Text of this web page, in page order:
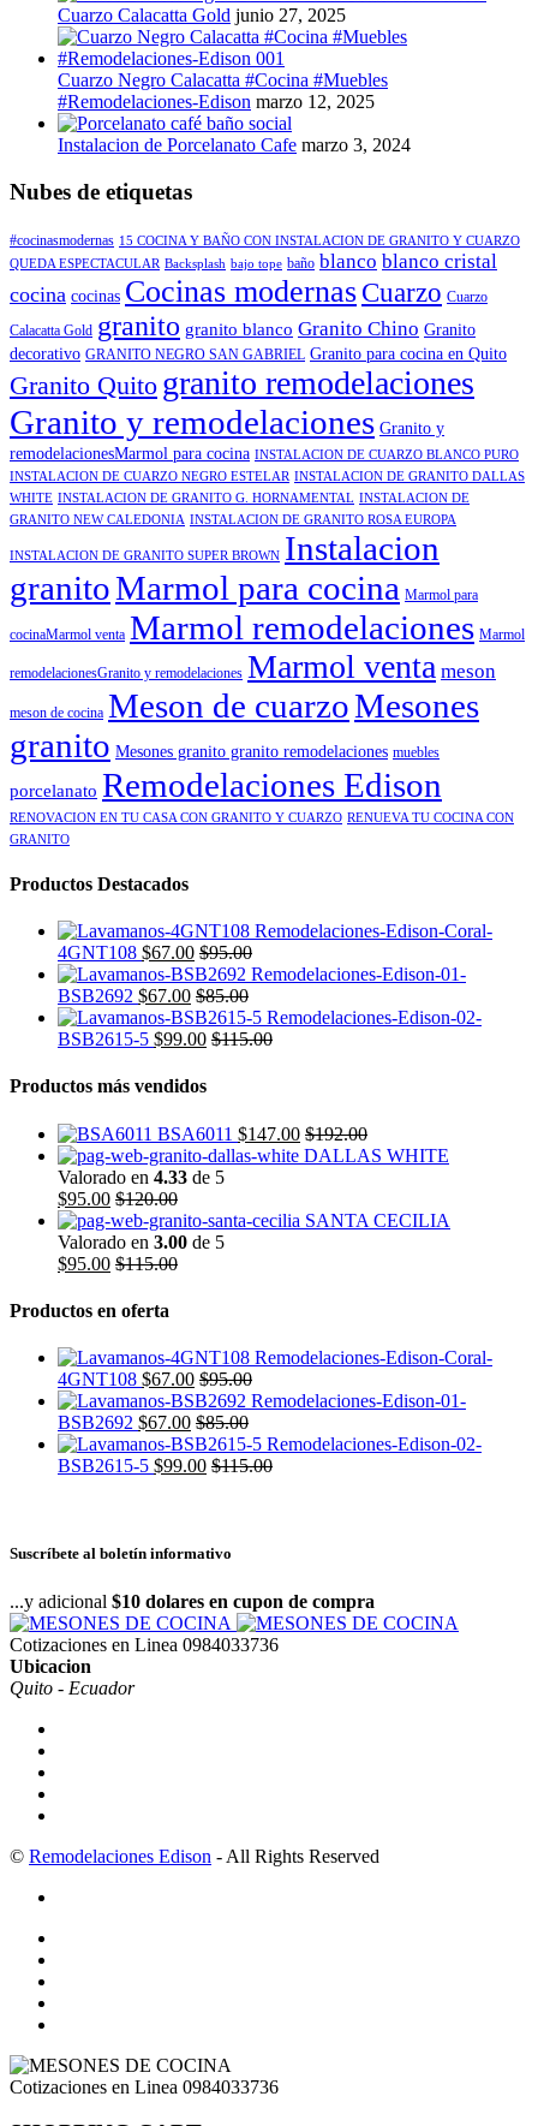
Cuarzo Calacatta Gold junio 27, 2025
Cuarzo Negro Calacatta #Cocina #Muebles
#Remodelaciones-Edison marzo 12, 2025
Instalacion de Porcelanato Cafe marzo 3, 2024
Nubes de etiquetas
#cocinasmodernas 15 COCINA Y BAÑO CON INSTALACION DE GRANITO Y CUARZO
QUEDA ESPECTACULAR Backsplash bajo tope baño blanco blanco cristal
cocina cocinas Cocinas modernas Cuarzo Cuarzo
Calacatta Gold granito granito blanco Granito Chino Granito
decorativo GRANITO NEGRO SAN GABRIEL Granito para cocina en Quito
Granito Quito granito remodelaciones
Granito y remodelaciones Granito y
remodelacionesMarmol para cocina INSTALACION DE CUARZO BLANCO PURO
INSTALACION DE CUARZO NEGRO ESTELAR INSTALACION DE GRANITO DALLAS
WHITE INSTALACION DE GRANITO G. HORNAMENTAL INSTALACION DE
GRANITO NEW CALEDONIA INSTALACION DE GRANITO ROSA EUROPA
INSTALACION DE GRANITO SUPER BROWN Instalacion
granitoMarmol para cocina Marmol para
cocinaMarmol venta Marmol remodelaciones Marmol
remodelacionesGranito y remodelaciones Marmol venta meson
meson de cocina Meson de cuarzoMesones
granito Mesones granito granito remodelaciones muebles
porcelanato Remodelaciones Edison
RENOVACION EN TU CASA CON GRANITO Y CUARZO RENUEVA TU COCINA CON
GRANITO
Productos Destacados
4GNT108 $67.00 $95.00
BSB2692 $67.00 $85.00
BSB2615-5 $99.00 $115.00
Productos más vendidos
BSA6011 $147.00 $192.00
DALLAS WHITE
Valorado en 4.33 de 5
$95.00 $120.00
SANTA CECILIA
Valorado en 3.00 de 5
$95.00 $115.00
Productos en oferta
4GNT108 $67.00 $95.00
BSB2692 $67.00 $85.00
BSB2615-5 $99.00 $115.00
Suscríbete al boletín informativo
...y adicional $10 dolares en cupon de compra
Cotizaciones en Linea 0984033736
Ubicacion
Quito - Ecuador
© Remodelaciones Edison - All Rights Reserved
Cotizaciones en Linea 0984033736